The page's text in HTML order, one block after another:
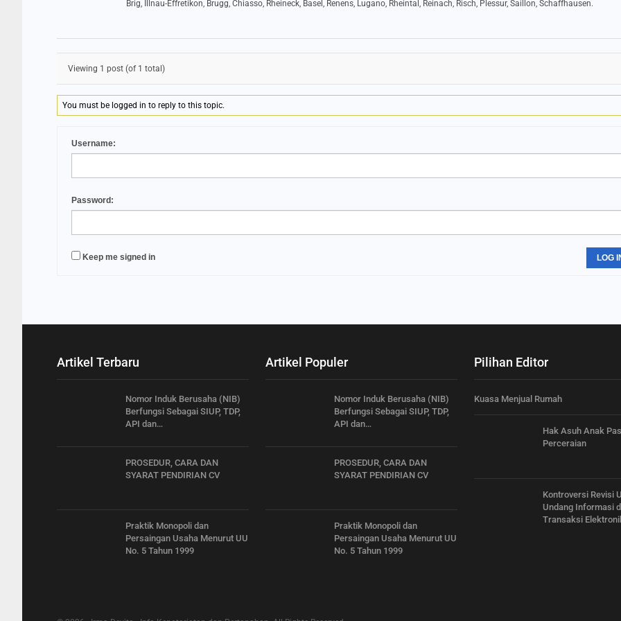
Brig, Illnau-Effretikon, Brugg, Chiasso, Rheineck, Basel, Renens, Lugano, Rheintal, Reinach, Risch, Plessur, Saillon, Schaffhausen.
Viewing 1 post (of 1 total)
You must be logged in to reply to this topic.
Username:
Password:
Keep me signed in LOG
Artikel Terbaru
Nomor Induk Berusaha (NIB)
Berfungsi Sebagai SIUP, TDP,
API dan…
PROSEDUR, CARA DAN
SYARAT PENDIRIAN CV
Praktik Monopoli dan
Persaingan Usaha Menurut UU
No. 5 Tahun 1999
Artikel Populer
Nomor Induk Berusaha (NIB)
Berfungsi Sebagai SIUP, TDP,
API dan…
PROSEDUR, CARA DAN
SYARAT PENDIRIAN CV
Praktik Monopoli dan
Persaingan Usaha Menurut UU
No. 5 Tahun 1999
Pilihan Editor
Kuasa Menjual Rumah
Hak Asuh Anak
Perceraian
Kontroversi Revisi
Undang Informasi
Transaksi